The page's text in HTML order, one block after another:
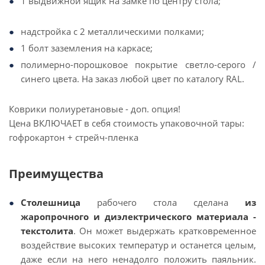
надстройка с 2 металлическими полками;
1 болт заземления на каркасе;
полимерно-порошковое покрытие светло-серого /
синего цвета. На заказ любой цвет по каталогу RAL.
Коврики полиуретановые - доп. опция!
Цена ВКЛЮЧАЕТ в себя стоимость упаковочной тары:
гофрокартон + стрейч-пленка
Преимущества
Столешница рабочего стола сделана из
жаропрочного и диэлектрического материала -
текстолита. Он может выдержать кратковременное
воздействие высоких температур и останется целым,
даже если на него ненадолго положить паяльник.